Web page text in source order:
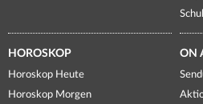
HOROSKOP
Horoskop Heute
Horoskop Morgen
ON